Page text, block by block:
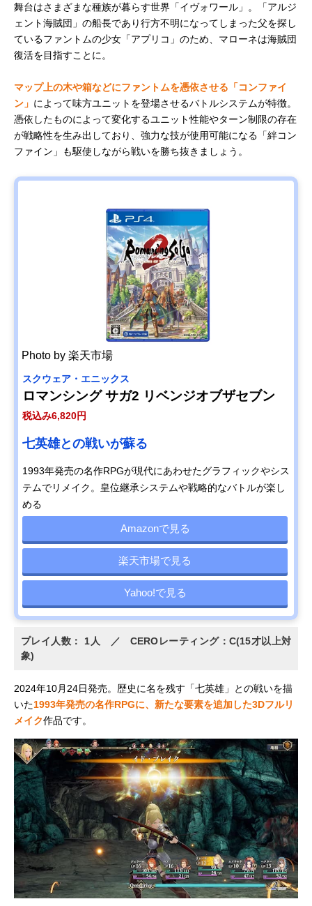
舞台はさまざまな種族が暮らす世界「イヴォワール」。「アルジ
ェント海賊団」の船長であり行方不明になってしまった父を探し
ているファントムの少女「アプリコ」のため、マローネは海賊団
復活を目指すことに。
マップ上の木や箱などにファントムを憑依させる「コンファイ
ン」 によって味方ユニットを登場させるバトルシステムが特徴。
憑依したものによって変化するユニット性能やターン制限の存在
が戦略性を生み出しており、強力な技が使用可能になる「絆コン
ファイン」も駆使しながら戦いを勝ち抜きましょう。
Photo by 楽天市場
スクウェア・エニックス
ロマンシング サガ2 リベンジオブザセブン
税込み6,820円
七英雄との戦いが蘇る
1993年発売の名作RPGが現代にあわせたグラフィックやシス
テムでリメイク。皇位継承システムや戦略的なバトルが楽し
める
Amazonで見る
楽天市場で見る
Yahoo!で見る
プレイ人数： 1人 ／ CEROレーティング：C(15才以上対
象)
2024年10月24日発売。歴史に名を残す「七英雄」との戦いを描
いた1993年発売の名作RPGに、新たな要素を追加した3Dフルリ
メイク作品です。